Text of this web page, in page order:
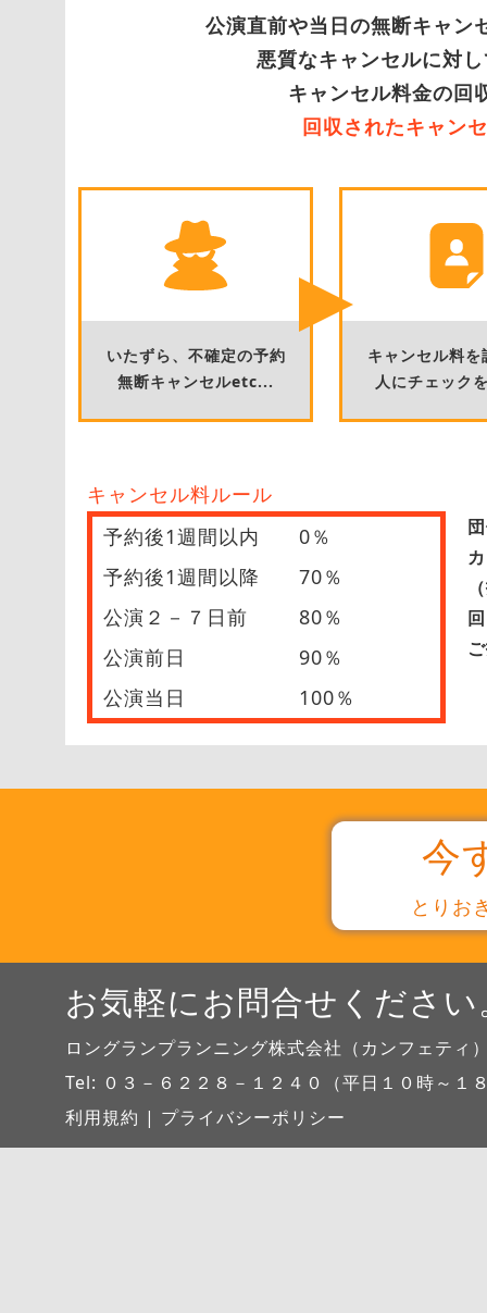
公演直前や当日の無断キャン
悪質なキャンセルに対
キャンセル料金の回
回収されたキャン
いたずら、不確定の予約
無断キャンセルetc...
キャンセル料を
人にチェック
キャンセル料ルール
予約後1週間以内
0％
予約後1週間以降
70％
公演２－７日前
80％
公演前日
90％
公演当日
100％
今
とりお
お気軽にお問合せください
ロングランプランニング株式会社（カンフェティ
Tel: ０３－６２２８－１２４０（平日１０時～
利用規約 | プライバシーポリシー